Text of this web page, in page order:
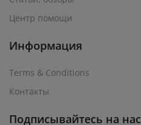
Центр помощи
Информация
Terms & Conditions
Контакты
Подписывайтесь на нас